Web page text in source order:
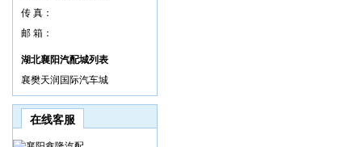
传 真：
邮 箱：
湖北襄阳汽配城列表
襄樊天润国际汽车城
在线客服